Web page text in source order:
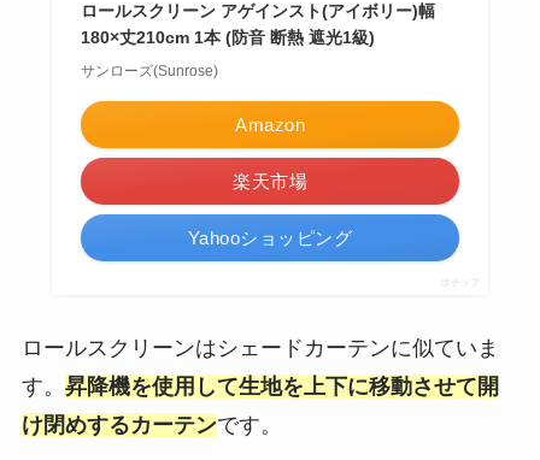
ロールスクリーン アゲインスト(アイボリー)幅
180×丈210cm 1本 (防音 断熱 遮光1級)
サンローズ(Sunrose)
Amazon
楽天市場
Yahooショッピング
ポチップ
ロールスクリーンはシェードカーテンに似ていま
す。 昇降機を使用して生地を上下に移動させて開
け閉めするカーテンです。